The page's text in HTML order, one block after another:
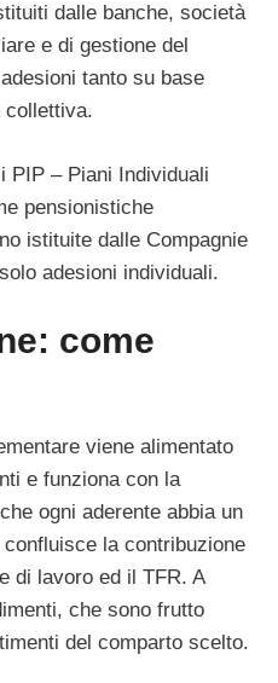
dalle banche, società
e di gestione del
tanto su base
collettiva.
PIP – Piani Individuali
pensionistiche
istituite dalle Compagnie
adesioni individuali.
come
viene alimentato
e funziona con la
ogni aderente abbia un
la contribuzione
di lavoro ed il TFR. A
che sono frutto
del comparto scelto.